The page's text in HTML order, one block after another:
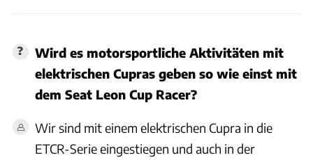
Wird es motorsportliche Aktivitäten mit
elektrischen Cupras geben so wie einst mit
dem Seat Leon Cup Racer?
Wir sind mit einem elektrischen Cupra in die
ETCR-Serie eingestiegen und auch in der